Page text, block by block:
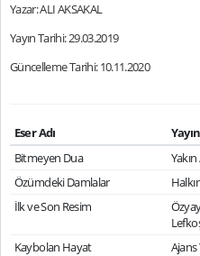
Yazar: ALI AKSAKAL
Yayın Tarihi: 29.03.2019
Güncelleme Tarihi: 10.11.2020
Eser Adı
Bitmeyen Dua
Özümdeki Damlalar
İlk ve Son Resim
Kaybolan Hayat